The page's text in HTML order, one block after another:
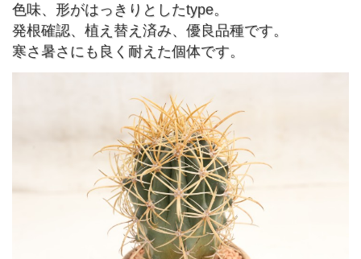
色味、形がはっきりとしたtype。
発根確認、植え替え済み、優良品種です。
寒さ暑さにも良く耐えた個体です。